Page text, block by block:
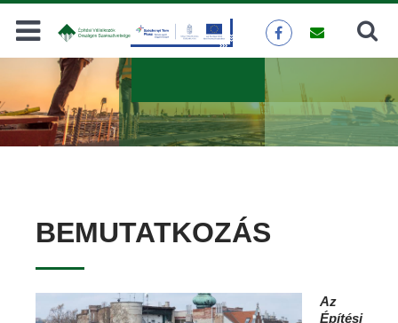
Keresés
BEMUTATKOZÁS
Az
Építési